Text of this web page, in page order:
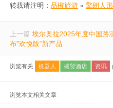
转载请注明： 品橙旅游 » 擎朗人
上一篇 埃尔奥拉2025年度中国路
布”欢悦版”新产品
浏览有关 机器人 盛贸酒店 资讯
浏览本文相关文章